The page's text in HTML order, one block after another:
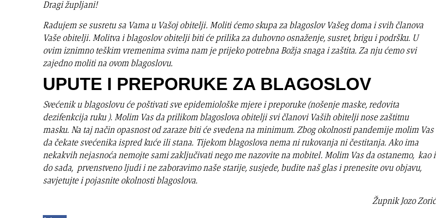
Dragi župljani!
Radujem se susretu sa Vama u Vašoj obitelji. Moliti ćemo skupa za blagoslov Vašeg doma i svih članova
Vaše obitelji. Molitva i blagoslov obitelji biti će prilika za duhovno osnaženje, susret, brigu i podršku. U
ovim iznimno teškim vremenima svima nam je prijeko potrebna Božja snaga i zaštita. Za nju ćemo svi
zajedno moliti na ovom blagoslovu.
UPUTE I PREPORUKE ZA BLAGOSLOV
Svećenik u blagoslovu će poštivati sve epidemiološke mjere i preporuke (nošenje maske, redovita
dezifenkcija ruku ). Molim Vas da prilikom blagoslova obitelji svi članovi Vaših obitelji nose zaštitnu
masku. Na taj način opasnost od zaraze biti će svedena na minimum. Zbog okolnosti pandemije molim Vas
da čekate svećenika ispred kuće ili stana. Tijekom blagoslova nema ni rukovanja ni čestitanja. Ako ima
nekakvih nejasnoća nemojte sami zaključivati nego me nazovite na mobitel. Molim Vas da ostanemo, kao i
do sada, prvenstveno ljudi i ne zaboravimo naše starije, susjede, budite naš glas i prenesite ovu objavu,
savjetujte i pojasnite okolnosti blagoslova.
Župnik Jozo Zorić